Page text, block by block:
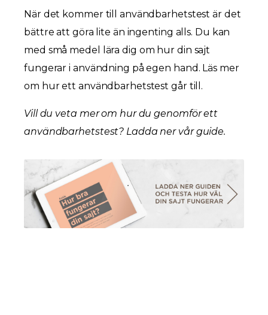
När det kommer till användbarhetstest är det
bättre att göra lite än ingenting alls. Du kan
med små medel lära dig om hur din sajt
fungerar i användning på egen hand. Läs mer
om hur ett användbarhetstest går till.
Vill du veta mer om hur du genomför ett
användbarhetstest? Ladda ner vår guide.